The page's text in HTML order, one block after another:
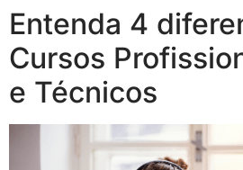
Entenda 4
Cursos
e Técnicos